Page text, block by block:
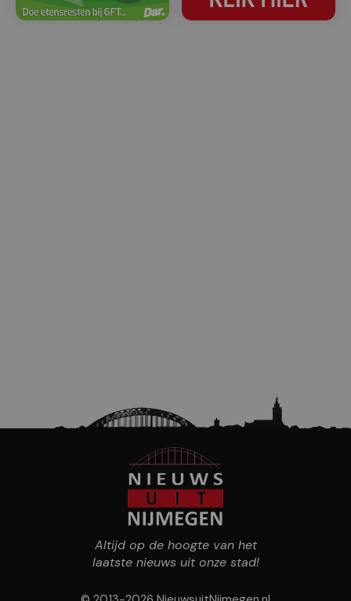
Altijd op de hoogte van het
laatste nieuws uit onze stad!